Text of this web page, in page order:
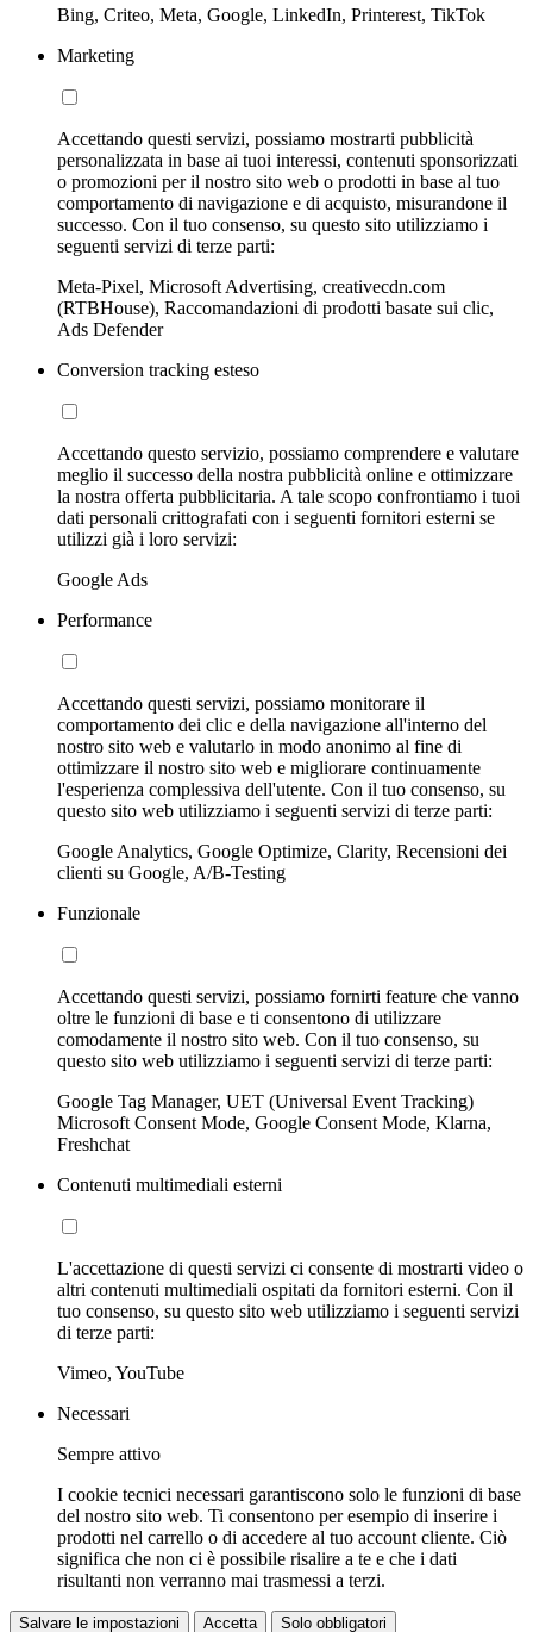
Bing, Criteo, Meta, Google, LinkedIn, Printerest, TikTok
Marketing
Accettando questi servizi, possiamo mostrarti pubblicità
personalizzata in base ai tuoi interessi, contenuti sponsorizzati
o promozioni per il nostro sito web o prodotti in base al tuo
comportamento di navigazione e di acquisto, misurandone il
successo. Con il tuo consenso, su questo sito utilizziamo i
seguenti servizi di terze parti:
Meta-Pixel, Microsoft Advertising, creativecdn.com
(RTBHouse), Raccomandazioni di prodotti basate sui clic,
Ads Defender
Conversion tracking esteso
Accettando questo servizio, possiamo comprendere e valutare
meglio il successo della nostra pubblicità online e ottimizzare
la nostra offerta pubblicitaria. A tale scopo confrontiamo i tuoi
dati personali crittografati con i seguenti fornitori esterni se
utilizzi già i loro servizi:
Google Ads
Performance
Accettando questi servizi, possiamo monitorare il
comportamento dei clic e della navigazione all'interno del
nostro sito web e valutarlo in modo anonimo al fine di
ottimizzare il nostro sito web e migliorare continuamente
l'esperienza complessiva dell'utente. Con il tuo consenso, su
questo sito web utilizziamo i seguenti servizi di terze parti:
Google Analytics, Google Optimize, Clarity, Recensioni dei
clienti su Google, A/B-Testing
Funzionale
Accettando questi servizi, possiamo fornirti feature che vanno
oltre le funzioni di base e ti consentono di utilizzare
comodamente il nostro sito web. Con il tuo consenso, su
questo sito web utilizziamo i seguenti servizi di terze parti:
Google Tag Manager, UET (Universal Event Tracking)
Microsoft Consent Mode, Google Consent Mode, Klarna,
Freshchat
Contenuti multimediali esterni
L'accettazione di questi servizi ci consente di mostrarti video o
altri contenuti multimediali ospitati da fornitori esterni. Con il
tuo consenso, su questo sito web utilizziamo i seguenti servizi
di terze parti:
Vimeo, YouTube
Necessari
Sempre attivo
I cookie tecnici necessari garantiscono solo le funzioni di base
del nostro sito web. Ti consentono per esempio di inserire i
prodotti nel carrello o di accedere al tuo account cliente. Ciò
significa che non ci è possibile risalire a te e che i dati
risultanti non verranno mai trasmessi a terzi.
Salvare le impostazioni Accetta Solo obbligatori